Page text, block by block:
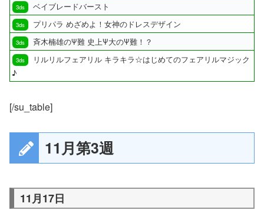
3ds ベイブレードバースト
3ds プリパラ めざめよ！女神のドレスデザイン
3ds 斉木楠雄のΨ難 史上Ψ大のΨ難！？
3ds
リルリルフェアリル キラキラ☆はじめてのフェアリルマジック
♪
[/su_table]
11月第3週
11月17日